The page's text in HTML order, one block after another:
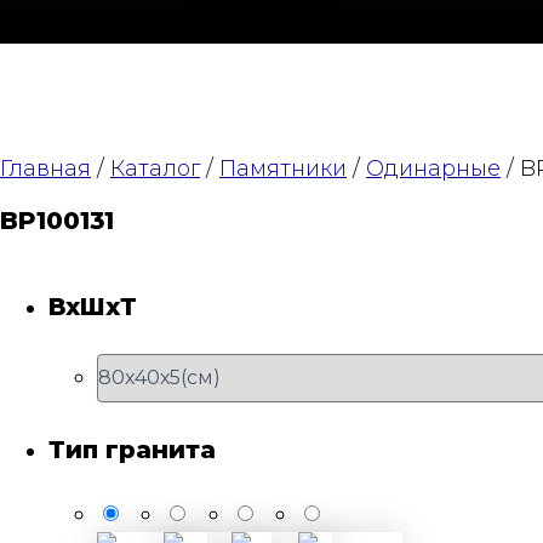
Главная / Каталог/ Памятники / Одинарные /
BP100131
Тип гранита
ВхШхТ